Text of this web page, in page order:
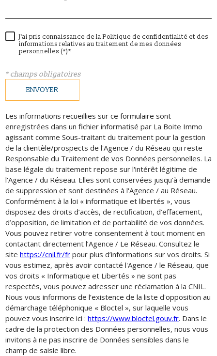
J'ai pris connaissance de la Politique de confidentialité et des
informations relatives au traitement de mes données
personnelles (*)*
* champs obligatoires
ENVOYER
Les informations recueillies sur ce formulaire sont
enregistrées dans un fichier informatisé par La Boite Immo
agissant comme Sous-traitant du traitement pour la gestion
de la clientèle/prospects de l'Agence / du Réseau qui reste
Responsable du Traitement de vos Données personnelles. La
base légale du traitement repose sur l'intérêt légitime de
l'Agence / du Réseau. Elles sont conservées jusqu'à demande
de suppression et sont destinées à l'Agence / au Réseau.
Conformément à la loi « informatique et libertés », vous
disposez des droits d’accès, de rectification, d’effacement,
d’opposition, de limitation et de portabilité de vos données.
Vous pouvez retirer votre consentement à tout moment en
contactant directement l’Agence / Le Réseau. Consultez le
site https://cnil.fr/fr pour plus d’informations sur vos droits. Si
vous estimez, après avoir contacté l'Agence / le Réseau, que
vos droits « Informatique et Libertés » ne sont pas
respectés, vous pouvez adresser une réclamation à la CNIL.
Nous vous informons de l’existence de la liste d'opposition au
démarchage téléphonique « Bloctel », sur laquelle vous
pouvez vous inscrire ici : https://www.bloctel.gouv.fr. Dans le
cadre de la protection des Données personnelles, nous vous
invitons à ne pas inscrire de Données sensibles dans le
champ de saisie libre.